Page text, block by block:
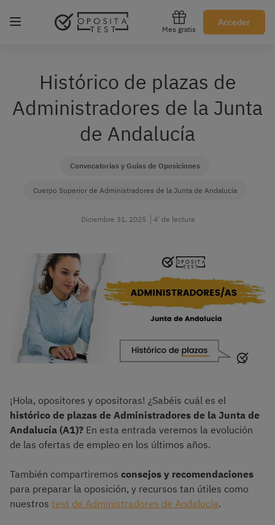
Mes gratis
Acceder
Regístrate gratis
Histórico de plazas de
Administradores de la Junta
de Andalucía
Convocatorias y Guías de Oposiciones
Cuerpo Superior de Administradores de la Junta de Andalucía
Diciembre 31, 2025 4’ de lectura
¡Hola, opositores y opositoras! ¿Sabéis cuál es el
histórico de plazas de Administradores de la Junta de
Andalucía (A1)? En esta entrada veremos la evolución
de las ofertas de empleo en los últimos años.
También compartiremos consejos y recomendaciones
para preparar la oposición, y recursos tan útiles como
nuestros test de Administradores de Andalucía.